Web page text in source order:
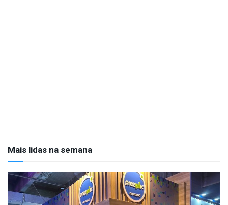
Mais lidas na semana